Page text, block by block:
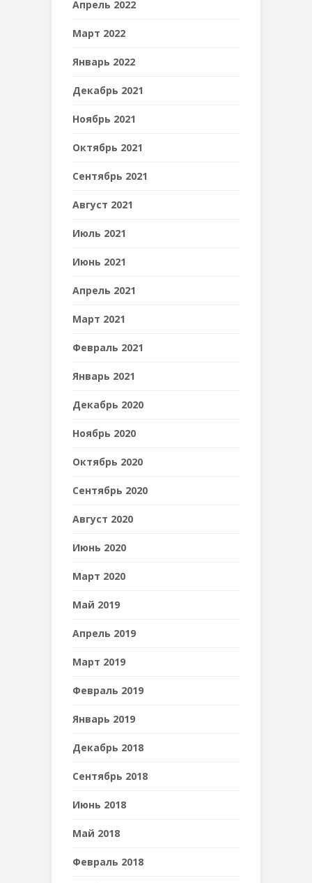
Апрель 2022
Март 2022
Январь 2022
Декабрь 2021
Ноябрь 2021
Октябрь 2021
Сентябрь 2021
Август 2021
Июль 2021
Июнь 2021
Апрель 2021
Март 2021
Февраль 2021
Январь 2021
Декабрь 2020
Ноябрь 2020
Октябрь 2020
Сентябрь 2020
Август 2020
Июнь 2020
Март 2020
Май 2019
Апрель 2019
Март 2019
Февраль 2019
Январь 2019
Декабрь 2018
Сентябрь 2018
Июнь 2018
Май 2018
Февраль 2018